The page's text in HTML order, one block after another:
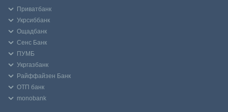
Приватбанк
Укрсиббанк
Ощадбанк
Сенс Банк
ПУМБ
Укргазбанк
Райффайзен Банк
ОТП банк
monobank